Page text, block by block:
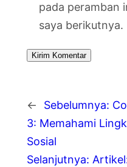
pada peramban
saya berikutnya.
← Sebelumnya:
3: Memahami
Sosial
Selanjutnya: